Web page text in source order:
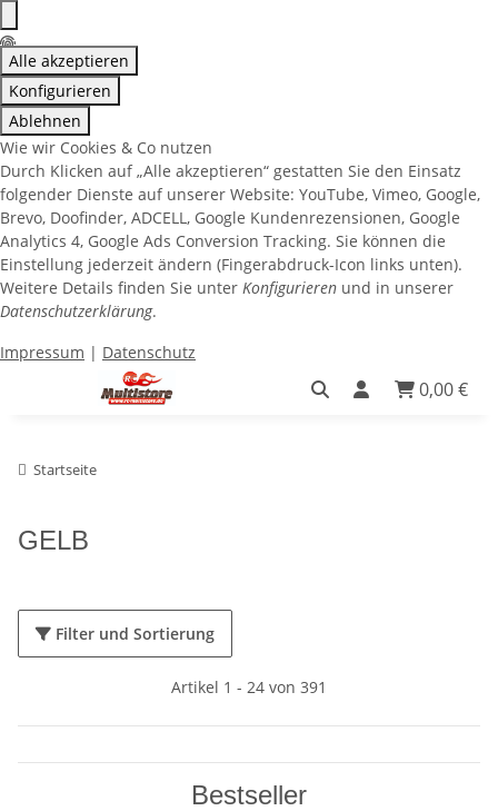
Alle akzeptieren
Konfigurieren
Ablehnen
Wie wir Cookies & Co nutzen
Durch Klicken auf „Alle akzeptieren“ gestatten Sie den Einsatz
folgender Dienste auf unserer Website: YouTube, Vimeo, Google,
Brevo, Doofinder, ADCELL, Google Kundenrezensionen, Google
Analytics 4, Google Ads Conversion Tracking. Sie können die
Einstellung jederzeit ändern (Fingerabdruck-Icon links unten).
Weitere Details finden Sie unter Konfigurieren und in unserer
Datenschutzerklärung.
Impressum | Datenschutz
0,00 €
Startseite
GELB
Filter und Sortierung
Artikel 1 - 24 von 391
Bestseller